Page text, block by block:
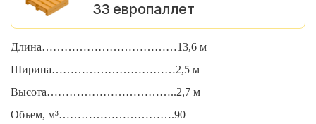
33 европаллет
Длина………………………………13,6 м
Ширина……………………………2,5 м
Высота……………………………..2,7 м
Объем, м³………………………….90